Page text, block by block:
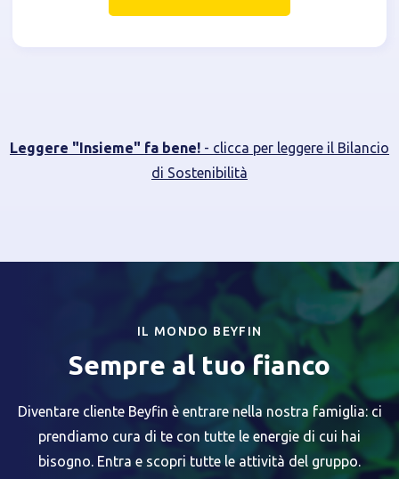
Leggere "Insieme" fa bene! - clicca per leggere il Bilancio
di Sostenibilità
IL MONDO BEYFIN
Sempre al tuo fianco
Diventare cliente Beyfin è entrare nella nostra famiglia: ci
prendiamo cura di te con tutte le energie di cui hai
bisogno. Entra e scopri tutte le attività del gruppo.